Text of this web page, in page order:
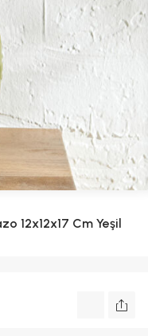
12x12x17 Cm Yeşil